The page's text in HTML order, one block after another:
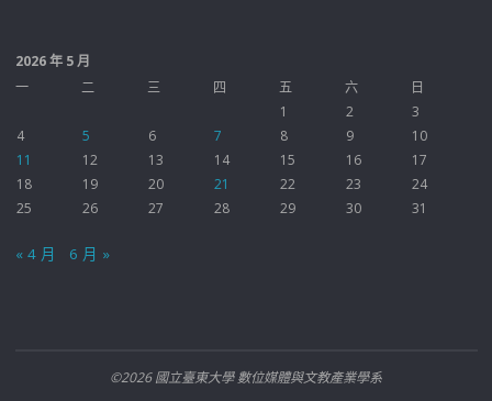
2026 年 5 月
一
二 三 四 五 六
日
1
2
3
4
5 6 7 8 9
10
11
12 13 14 15 16
17
18
19 20 21 22 23
24
25
26 27 28 29 30 31
« 4 月 6 月 »
©2026 國立臺東大學 數位媒體與文教產業學系